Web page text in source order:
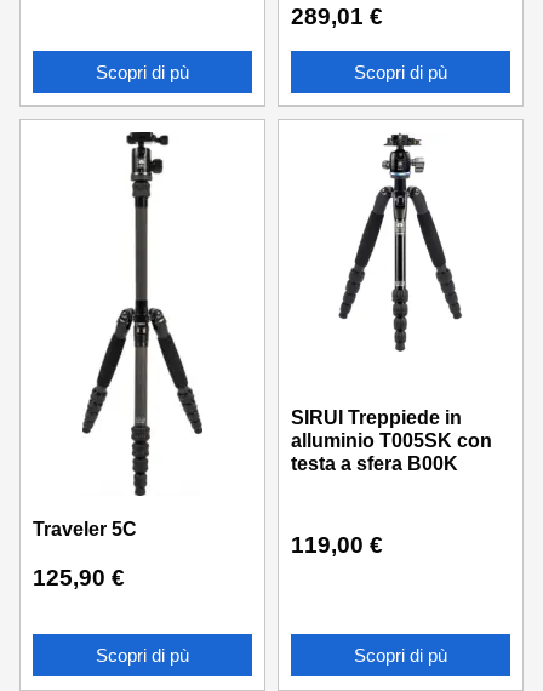
Scopri di pù
289,01 €
Scopri di pù
Traveler 5C
125,90 €
Scopri di pù
SIRUI Treppiede in
alluminio T005SK con
testa a sfera B00K
119,00 €
Scopri di pù